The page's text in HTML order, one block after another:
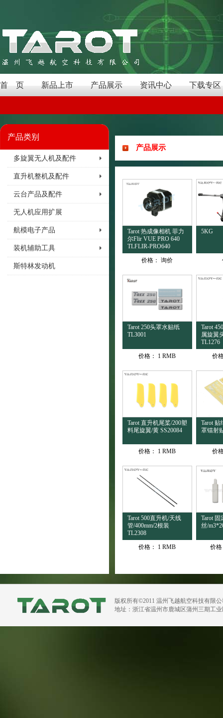
首 页 新品上市 产品展示 资讯中心 下载专区
产品类别
多旋翼无人机及配件
直升机整机及配件
云台产品及配件
无人机应用扩展
航模电子产品
装机辅助工具
斯特林发动机
产品展示
Tarot 热成像相机 菲力
尔Flir VUE PRO 640
TLFLIR-PRO640
价格： 询价
5KG
Tarot 250头罩水贴纸
TL3001
价格： 1 RMB
Tarot
属旋翼
TL1276
价
Tarot 直升机尾桨/200塑
料尾旋翼/黄 SS20084
价格： 1 RMB
Tarot 贴
罩镭射
价
Tarot 500直升机/天线
管/400mm/2根装
TL2308
价格：
1 RMB
Tarot
丝/
价
版权所有©2011 温州飞越航空科技有限
地址：浙江省温州市鹿城区蒲州三期工业